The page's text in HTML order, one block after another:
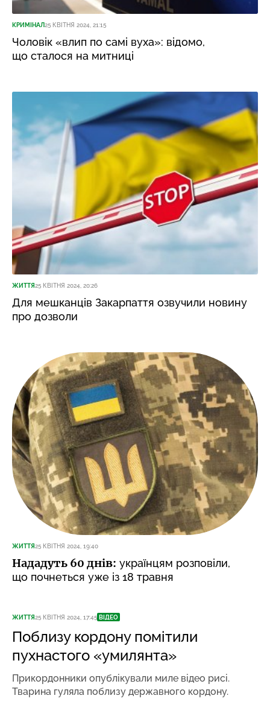
КРИМІНАЛ25 КВІТНЯ 2024, 21:15
Чоловік «влип по самі вуха»: відомо,
що сталося на митниці
ЖИТТЯ25 КВІТНЯ 2024, 20:26
Для мешканців Закарпаття озвучили новину
про дозволи
ЖИТТЯ25 КВІТНЯ 2024, 19:40
Нададуть 60 днів: українцям розповіли,
що почнеться уже із 18 травня
ЖИТТЯ25 КВІТНЯ 2024, 17:45 ВІДЕО
Поблизу кордону помітили
пухнастого «умилянта»
Прикордонники опублікували миле відео рисі.
Тварина гуляла поблизу державного кордону.